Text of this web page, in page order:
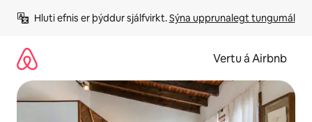
beint
Hluti efnis er þýddur sjálfvirkt. Sýna upprunalegt tungumál
Vertu á Airbnb